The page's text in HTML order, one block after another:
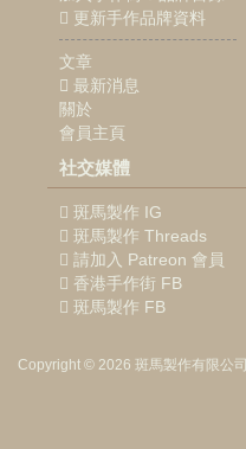
更新手作品牌資料
文章
最新消息
關於
會員主頁
社交媒體
斑馬製作 IG
斑馬製作 Threads
請加入 Patreon 會員
香港手作街 FB
斑馬製作 FB
Copyright © 2026 斑馬製作有限公司